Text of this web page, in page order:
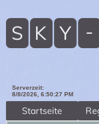
Serverzeit:
8/8/2026, 6:50:29 PM